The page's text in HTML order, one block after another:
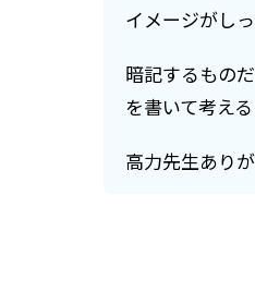
イメージがし
暗記するもの
を書いて考え
高力先生あり